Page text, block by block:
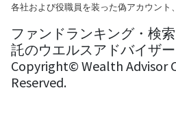
各社および役職員を装った偽アカウント
ファンドランキング・検
託のウエルスアドバイザー
Copyright© Wealth Advisor
Reserved.